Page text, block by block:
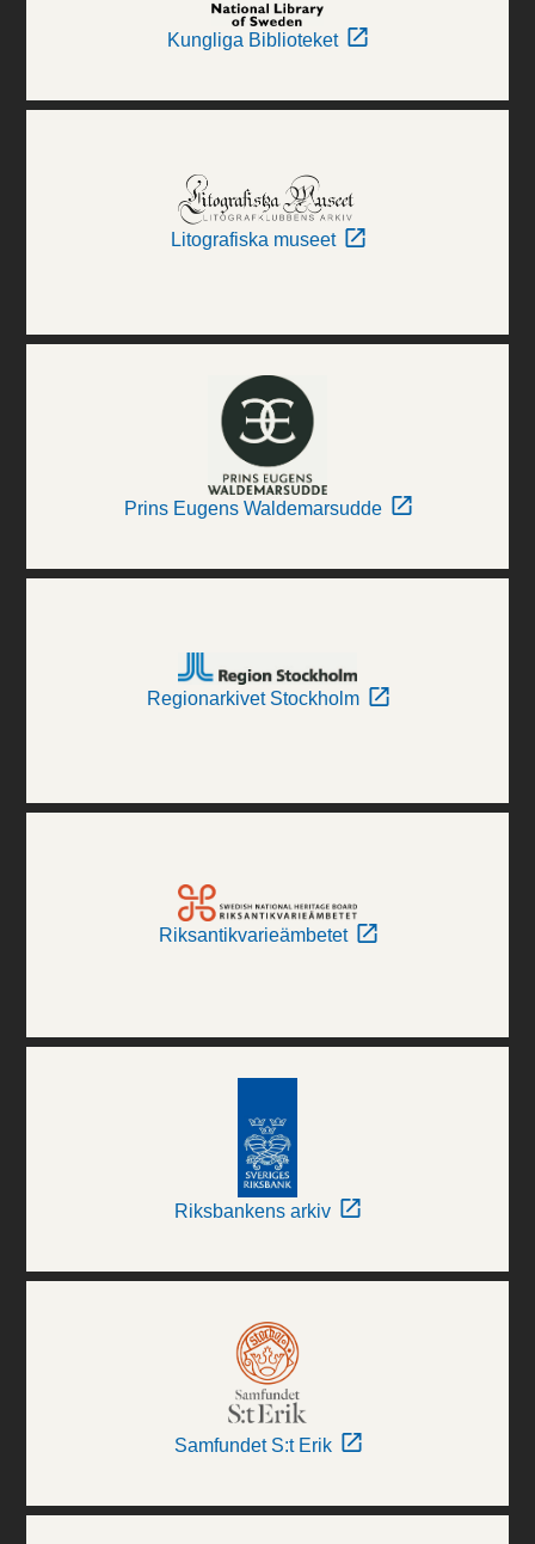
Kungliga Biblioteket
Litografiska museet
Prins Eugens Waldemarsudde
Regionarkivet Stockholm
Riksantikvarieämbetet
Riksbankens arkiv
Samfundet S:t Erik